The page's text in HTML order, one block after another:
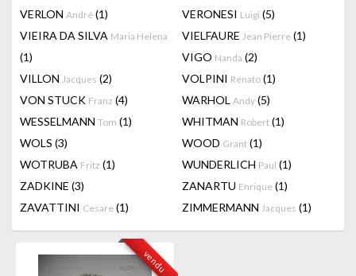
VERLON André (1) VERONESI Luigi (5)
VIEIRA DA SILVA Maria Helena
(1)
VIELFAURE Jean Pierre (1)
VIGO Nanda (2)
VILLON Jacques (2) VOLPINI Renato (1)
VON STUCK Franz (4) WARHOL Andy (5)
WESSELMANN Tom (1) WHITMAN Robert (1)
WOLS (3) WOOD Grant (1)
WOTRUBA Fritz (1) WUNDERLICH Paul (1)
ZADKINE (3) ZANARTU Enrique (1)
ZAVATTINI Cesare (1) ZIMMERMANN Jacques (1)
vendu